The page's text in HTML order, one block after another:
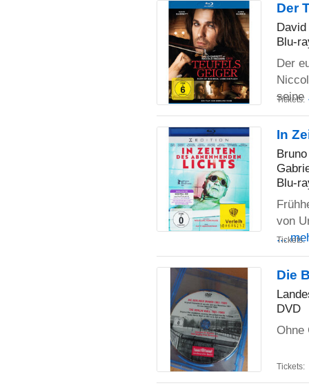
Der
Blu-
Der
seine
Tickets:
In
Blu-
von
...
Tickets:
Die
DVD
Ohne
Tickets: